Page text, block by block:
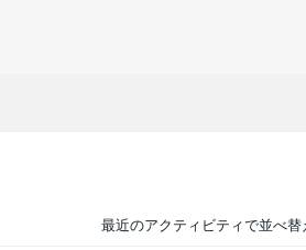
最近のアクティビティで並べ